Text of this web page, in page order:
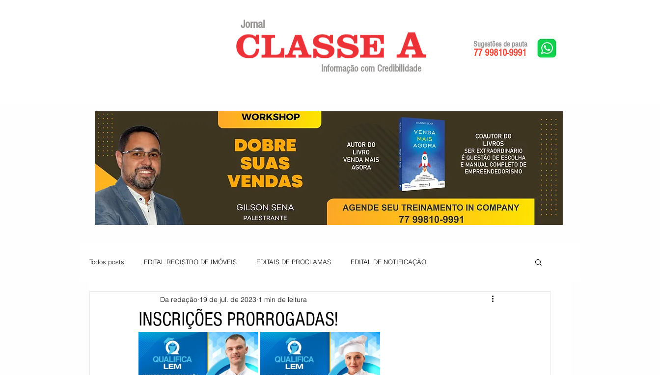
Jornal
77 99810-9991
Sugestões de pauta
Informação com Credibilidade
Todos posts EDITAL REGISTRO DE IMÓVEIS EDITAIS DE PROCLAMAS EDITAL DE NOTIFICAÇÃO
VAGA PARA JOVEM APRENDIZ EDITAL DE INTIMAÇÃO
Informe - Deputado Tito Balanço ambiental Informes - Deputado Tito ABANDONO DE EMPREGO
INSCRIÇÕES PRORROGADAS!
Da redação 19 de jul. de 2023 1 min de leitura